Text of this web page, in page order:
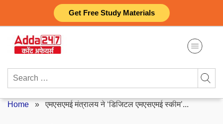
Get Free Study Materials
content
Search
Home »एमएसएमई मंत्रालय ने ‘डिजिटल एमएसएमई स्कीम’...